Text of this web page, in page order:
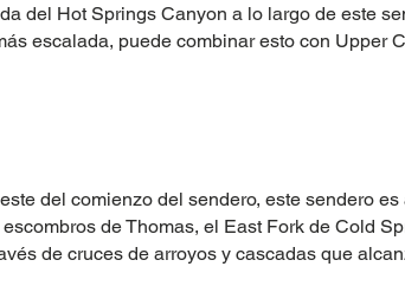
del Hot Springs Canyon a lo largo de este
escalada, puede combinar esto con Upper
del comienzo del sendero, este sendero
de Thomas, el East Fork de Cold
de cruces de arroyos y cascadas que